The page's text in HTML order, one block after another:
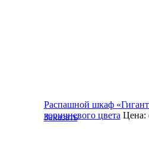
Распашной шкаф
коричневого цвета Цена:
Заказать